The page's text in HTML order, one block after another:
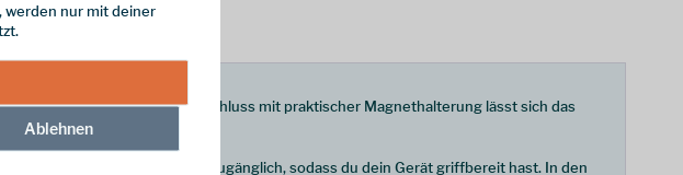
den funktionalen Faltverschluss mit praktischer Magnethalterung lässt sich das
schützt.
schnell zugänglich, sodass du dein Gerät griffbereit hast. In den
werden nur mit deiner
Ablehnen